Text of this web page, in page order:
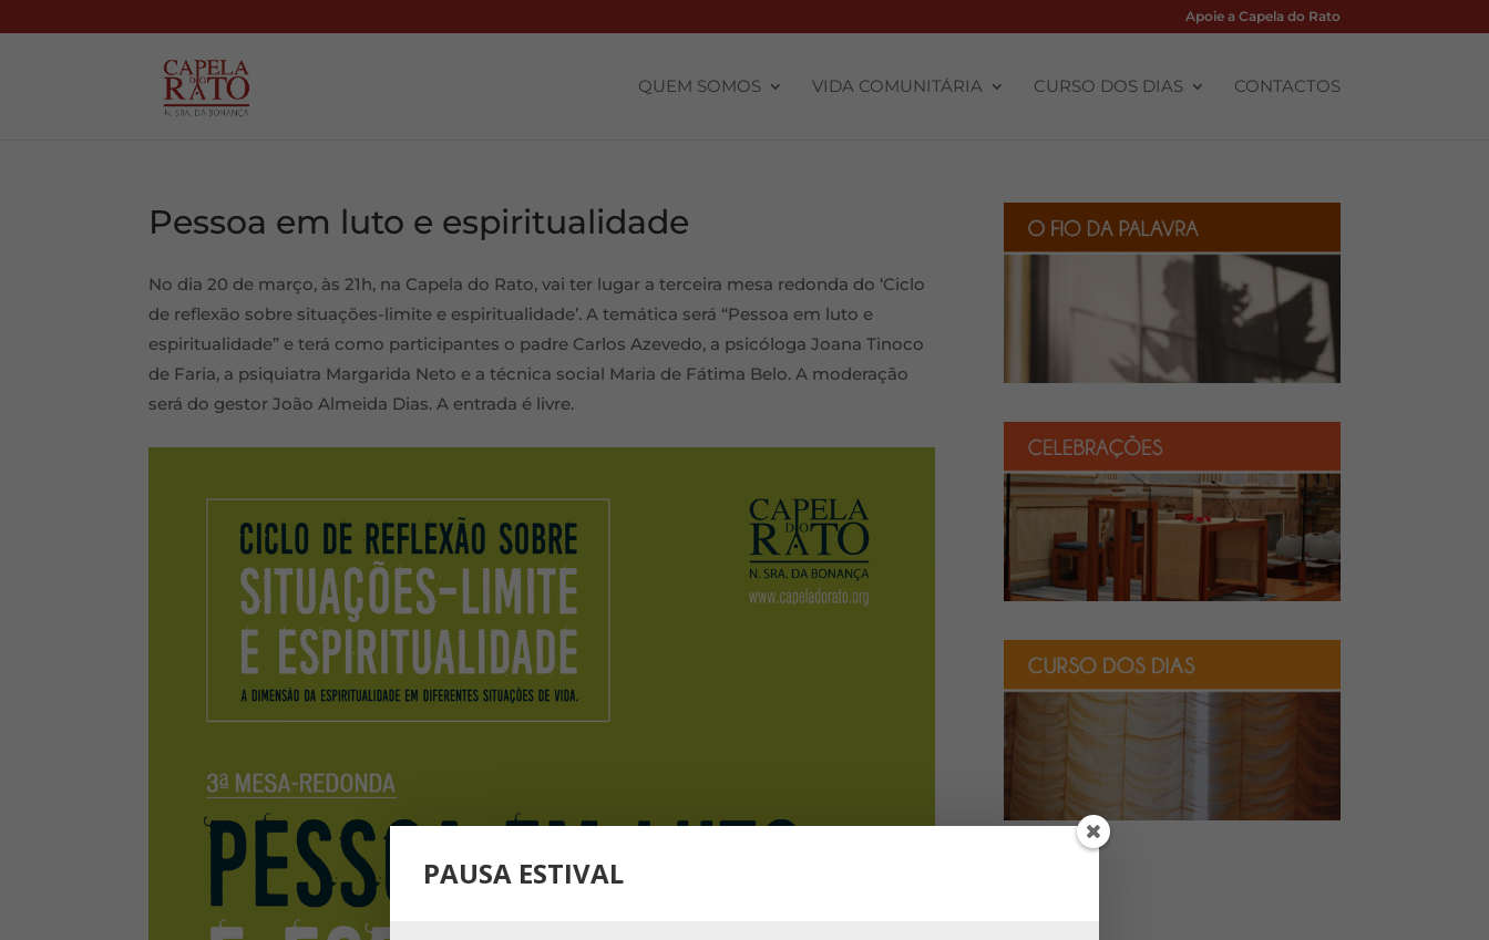
Apoie a Capela do Rato
QUEM SOMOS VIDA COMUNITÁRIA CURSO DOS DIAS CONTACTOS
Pessoa em luto e espiritualidade
No dia 20 de março, às 21h, na Capela do Rato, vai ter lugar a terceira mesa redonda do ‘Ciclo
de reflexão sobre situações-limite e espiritualidade’. A temática será “Pessoa em luto e
espiritualidade” e terá como participantes o padre Carlos Azevedo, a psicóloga Joana Tinoco
de Faria, a psiquiatra Margarida Neto e a técnica social Maria de Fátima Belo. A moderação
será do gestor João Almeida Dias. A entrada é livre.
PAUSA ESTIVAL